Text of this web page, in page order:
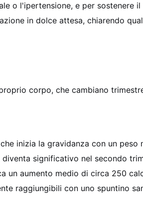
o l'ipertensione, e per sostenere
in dolce attesa, chiarendo
corpo, che cambiano
inizia la gravidanza con un peso
diventa significativo nel secondo
un aumento medio di circa 250
raggiungibili con uno spuntino